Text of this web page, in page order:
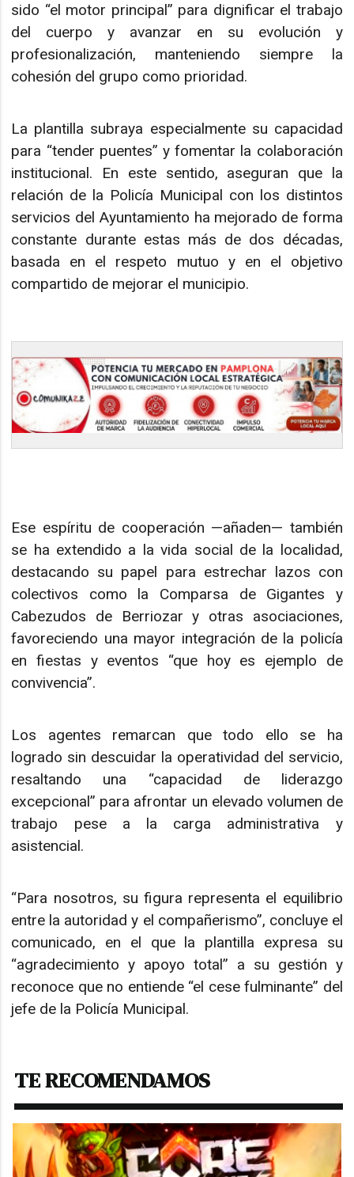
sido “el motor principal” para dignificar el trabajo
del cuerpo y avanzar en su evolución y
profesionalización, manteniendo siempre la
cohesión del grupo como prioridad.
La plantilla subraya especialmente su capacidad
para “tender puentes” y fomentar la colaboración
institucional. En este sentido, aseguran que la
relación de la Policía Municipal con los distintos
servicios del Ayuntamiento ha mejorado de forma
constante durante estas más de dos décadas,
basada en el respeto mutuo y en el objetivo
compartido de mejorar el municipio.
Ese espíritu de cooperación —añaden— también
se ha extendido a la vida social de la localidad,
destacando su papel para estrechar lazos con
colectivos como la Comparsa de Gigantes y
Cabezudos de Berriozar y otras asociaciones,
favoreciendo una mayor integración de la policía
en fiestas y eventos “que hoy es ejemplo de
convivencia”.
Los agentes remarcan que todo ello se ha
logrado sin descuidar la operatividad del servicio,
resaltando una “capacidad de liderazgo
excepcional” para afrontar un elevado volumen de
trabajo pese a la carga administrativa y
asistencial.
“Para nosotros, su figura representa el equilibrio
entre la autoridad y el compañerismo”, concluye el
comunicado, en el que la plantilla expresa su
“agradecimiento y apoyo total” a su gestión y
reconoce que no entiende “el cese fulminante” del
jefe de la Policía Municipal.
TE RECOMENDAMOS